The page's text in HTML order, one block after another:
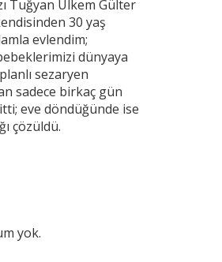
Tuğyan Ülkem Gülter
30 yaş
evlendim;
dünyaya
sezaryen
sadece birkaç gün
eve döndüğünde ise
çözüldü.
yok.